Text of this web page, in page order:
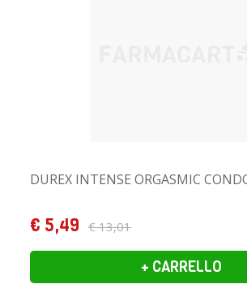
DUREX INTENSE ORGASMIC
€ 5,49 € 13,01
+ CARRELLO